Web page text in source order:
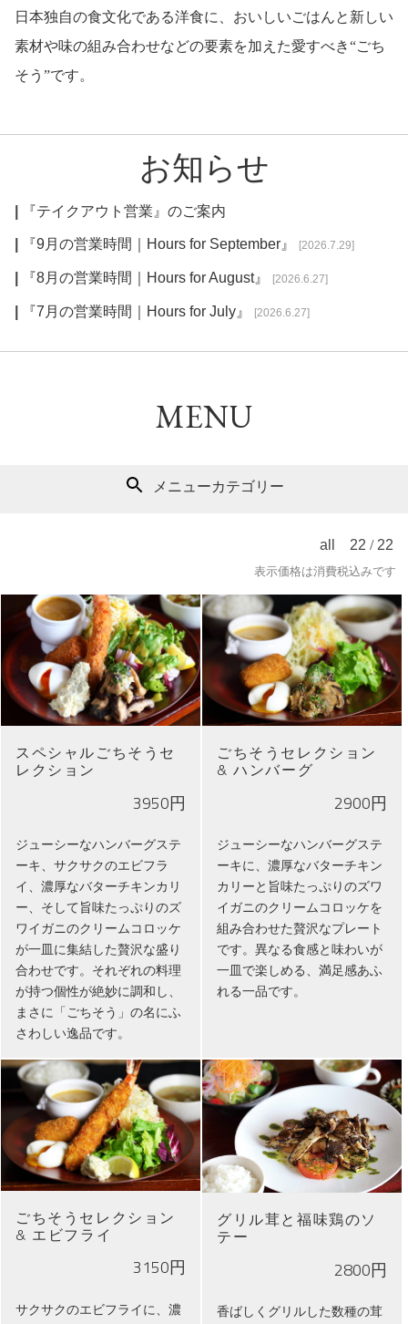
日本独自の食文化である洋食に、おいしいごはんと新しい
素材や味の組み合わせなどの要素を加えた愛すべき“ごち
そう”です。
お知らせ
『テイクアウト営業』のご案内
『9月の営業時間｜Hours for September』 [2026.7.29]
『8月の営業時間｜Hours for August』 [2026.6.27]
『7月の営業時間｜Hours for July』 [2026.6.27]
MENU
メニューカテゴリー
all 22 / 22
表示価格は消費税込みです
スペシャルごちそうセ
レクション
3950円
ジューシーなハンバーグステ
ーキ、サクサクのエビフラ
イ、濃厚なバターチキンカリ
ー、そして旨味たっぷりのズ
ワイガニのクリームコロッケ
が一皿に集結した贅沢な盛り
合わせです。それぞれの料理
が持つ個性が絶妙に調和し、
まさに「ごちそう」の名にふ
さわしい逸品です。
ごちそうセレクション
& ハンバーグ
2900円
ジューシーなハンバーグステ
ーキに、濃厚なバターチキン
カリーと旨味たっぷりのズワ
イガニのクリームコロッケを
組み合わせた贅沢なプレート
です。異なる食感と味わいが
一皿で楽しめる、満足感あふ
れる一品です。
ごちそうセレクション
& エビフライ
3150円
サクサクのエビフライに、濃
グリル茸と福味鶏のソ
テー
2800円
香ばしくグリルした数種の茸